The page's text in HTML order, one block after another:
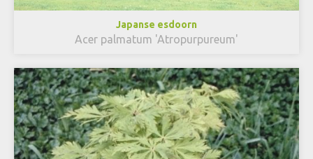
Japanse esdoorn
Acer palmatum 'Atropurpureum'